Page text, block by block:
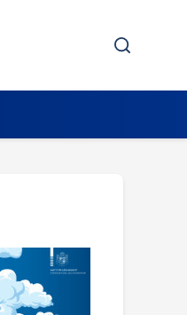
Search